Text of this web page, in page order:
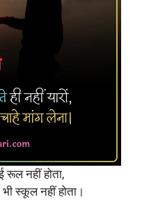
रूल नहीं होता,
स्कूल नहीं होता।